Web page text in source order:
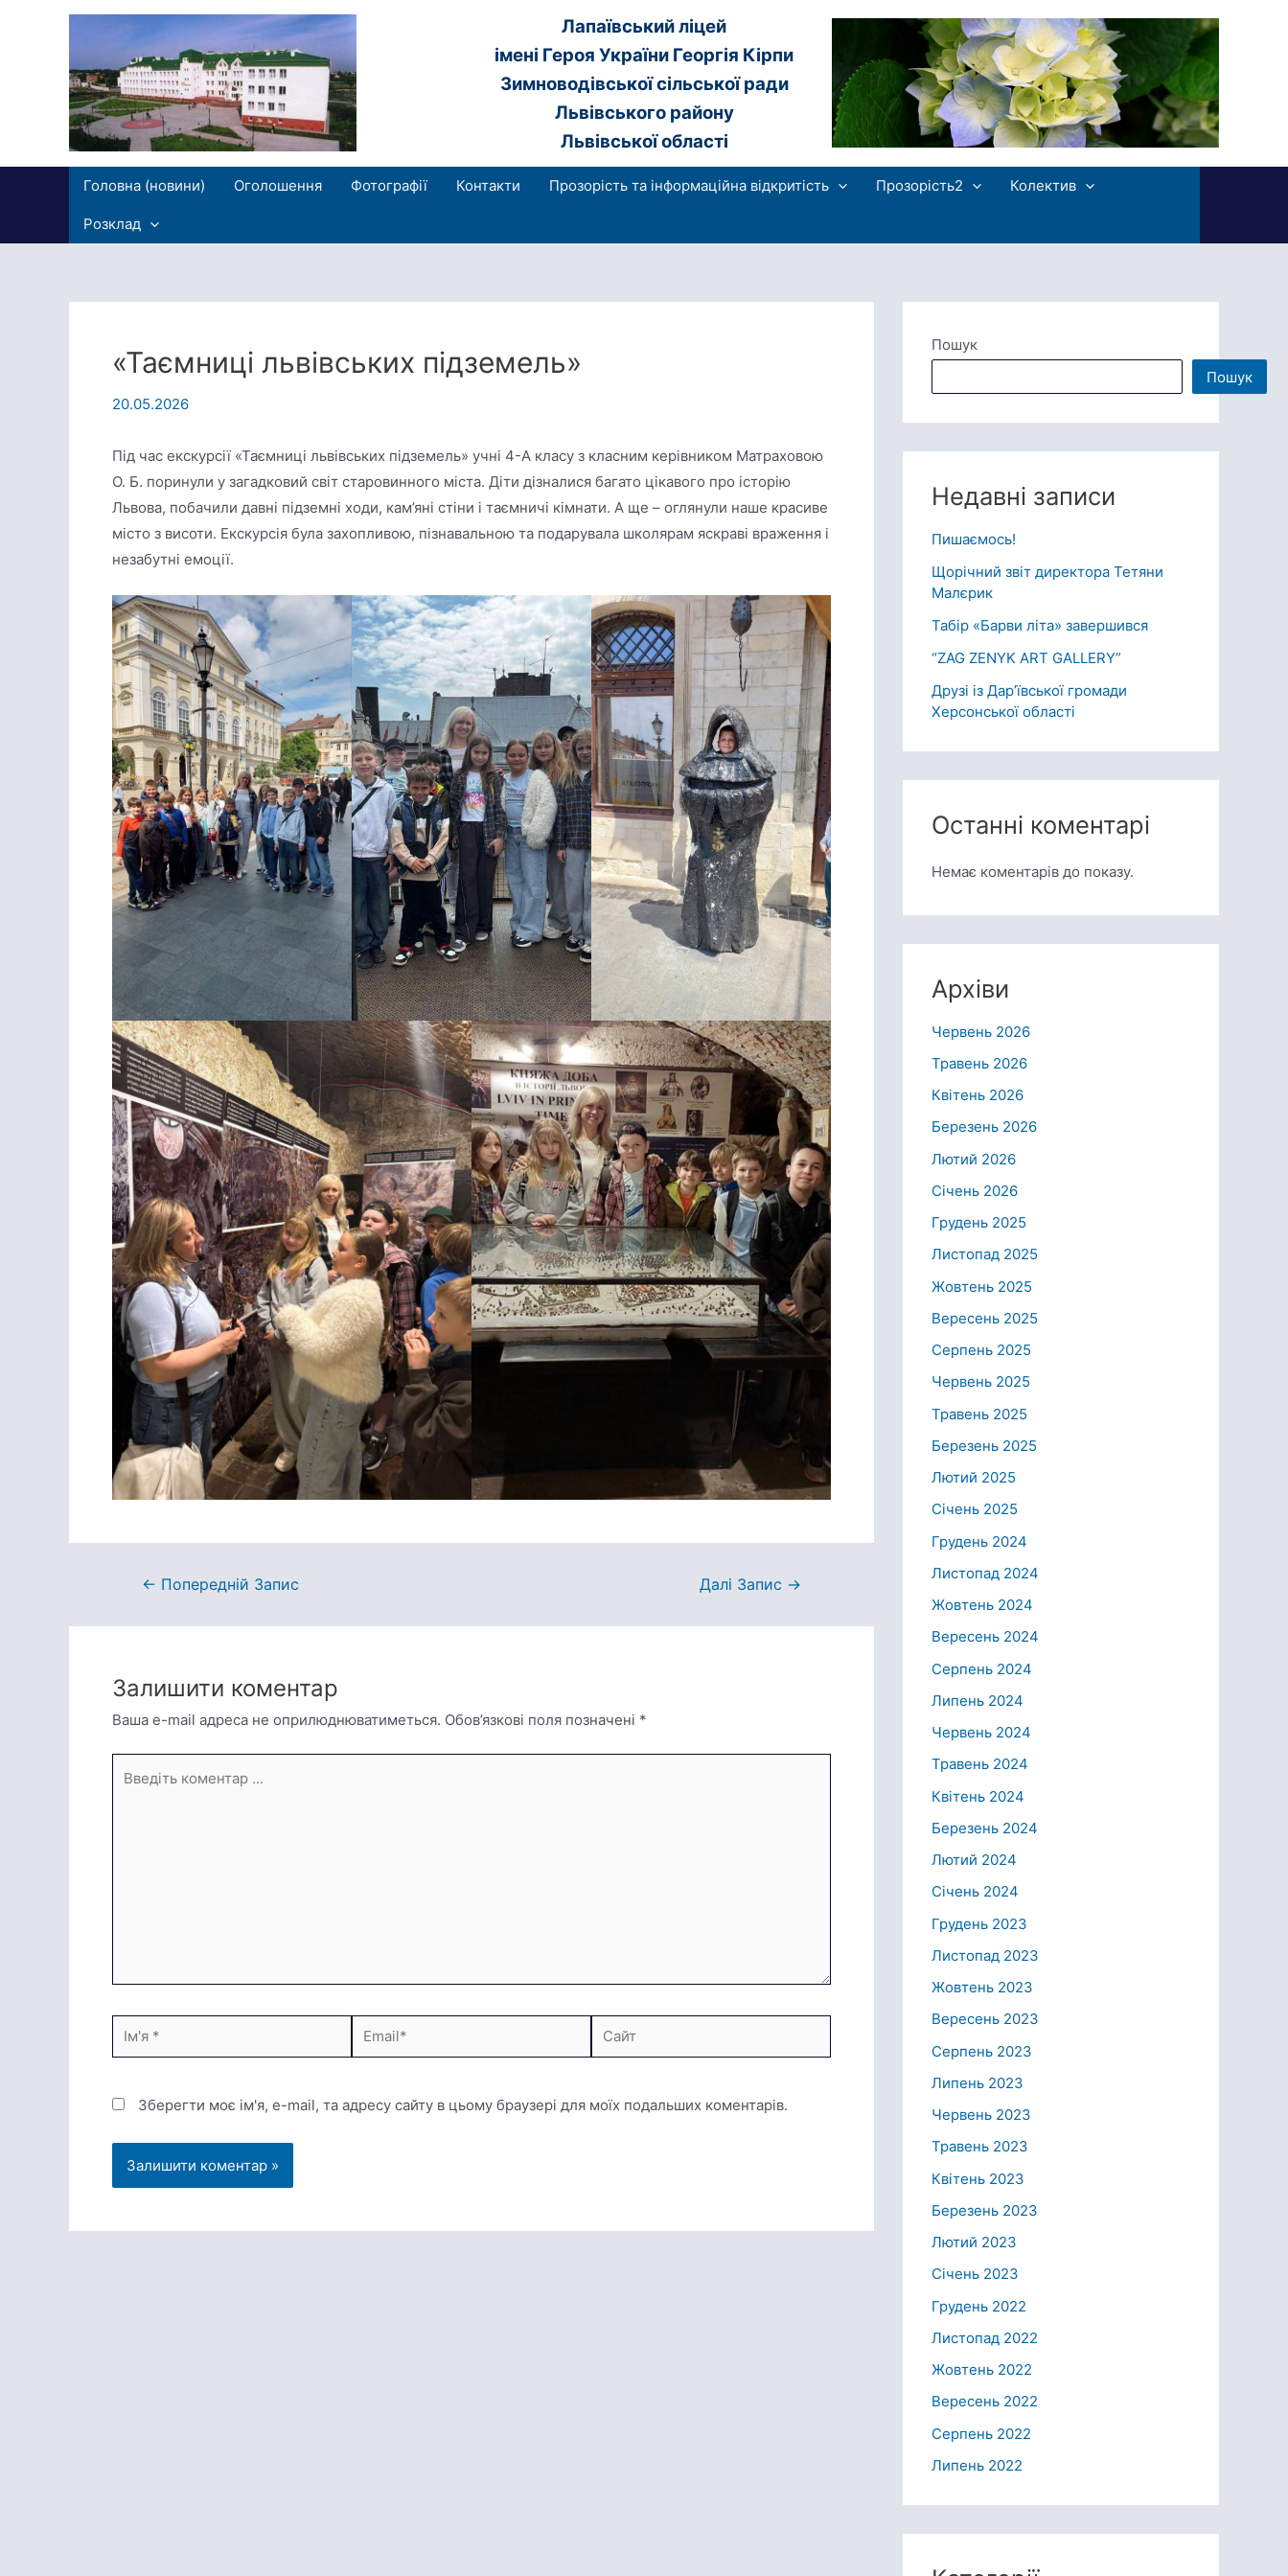
Лапаївський ліцей
імені Героя України Георгія Кірпи
Зимноводівської сільської ради
Львівського району
Львівської області
Головна (новини) Оголошення Фотографії Контакти Прозорість та інформаційна відкритість Прозорість2 Колектив
Розклад
«Таємниці львівських підземель»
20.05.2026
Під час екскурсії «Таємниці львівських підземель» учні 4-А класу з класним керівником Матраховою
О. Б. поринули у загадковий світ старовинного міста. Діти дізналися багато цікавого про історію
Львова, побачили давні підземні ходи, кам’яні стіни і таємничі кімнати. А ще – оглянули наше красиве
місто з висоти. Екскурсія була захопливою, пізнавальною та подарувала школярам яскраві враження і
незабутні емоції.
Навігація
← Попередній Запис Далі Запис →
Залишити коментар
Ваша e-mail адреса не оприлюднюватиметься. Обов’язкові поля позначені *
коментар
Ім'я
*
Email* Сайт
Зберегти моє ім'я, e-mail, та адресу сайту в цьому браузері для моїх подальших коментарів.
Пошук
Пошук
Недавні записи
Пишаємось!
Щорічний звіт директора Тетяни
Малєрик
Табір «Барви літа» завершився
“ZAG ZENYK ART GALLERY”
Друзі із Дарʼївської громади
Херсонської області
Останні коментарі
Немає коментарів до показу.
Архіви
Червень 2026
Травень 2026
Квітень 2026
Березень 2026
Лютий 2026
Січень 2026
Грудень 2025
Листопад 2025
Жовтень 2025
Вересень 2025
Серпень 2025
Червень 2025
Травень 2025
Березень 2025
Лютий 2025
Січень 2025
Грудень 2024
Листопад 2024
Жовтень 2024
Вересень 2024
Серпень 2024
Липень 2024
Червень 2024
Травень 2024
Квітень 2024
Березень 2024
Лютий 2024
Січень 2024
Грудень 2023
Листопад 2023
Жовтень 2023
Вересень 2023
Серпень 2023
Липень 2023
Червень 2023
Травень 2023
Квітень 2023
Березень 2023
Лютий 2023
Січень 2023
Грудень 2022
Листопад 2022
Жовтень 2022
Вересень 2022
Серпень 2022
Липень 2022